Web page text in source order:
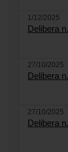
1/12/2025
Delibera
27/10/2025
Delibera
27/10/2025
Delibera